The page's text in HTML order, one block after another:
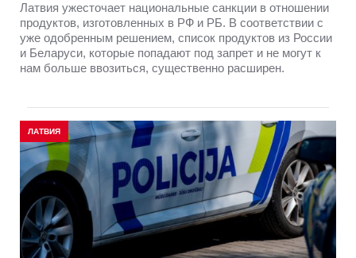
Латвия ужесточает национальные санкции в отношении
продуктов, изготовленных в РФ и РБ. В соответствии с
уже одобренным решением, список продуктов из России
и Беларуси, которые попадают под запрет и не могут к
нам больше ввозиться, существенно расширен.
ЛАТВИЯ